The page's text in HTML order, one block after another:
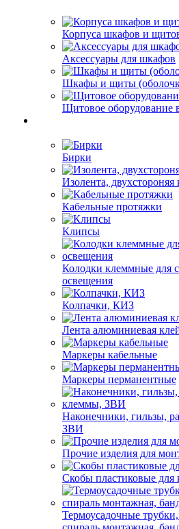
Корпуса шкафов и
Аксессуары для шкафов
Шкафы и щиты
Щитовое оборудование
Бирки
Изолента, двухстороняя
Кабельные протяжки
Клипсы
Колодки клеммные для
освещения
Колпачки, КИЗ
Лента алюминиевая
Маркеры кабельные
Маркеры перманентные
Наконечники, гильзы,
ЗВИ
Прочие изделия для
Скобы пластиковые для
Термоусадочные